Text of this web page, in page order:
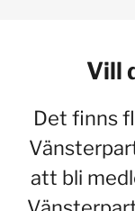
Vill
Det finns
att bli